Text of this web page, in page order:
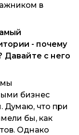
в
- почему
Давайте с него
мы
бизнес
Думаю, что при
бы, как
Однако